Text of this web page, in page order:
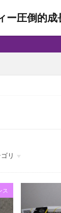
ー圧倒的成
リ
ス